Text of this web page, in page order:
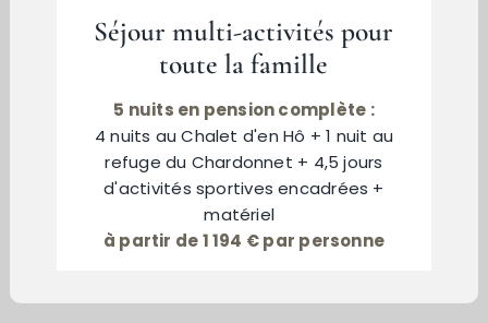
Séjour multi-activités pour
toute la famille
5 nuits en pension complète :
4 nuits au Chalet d'en Hô + 1 nuit au
refuge du Chardonnet + 4,5 jours
d'activités sportives encadrées +
matériel
à partir de 1 194 € par personne